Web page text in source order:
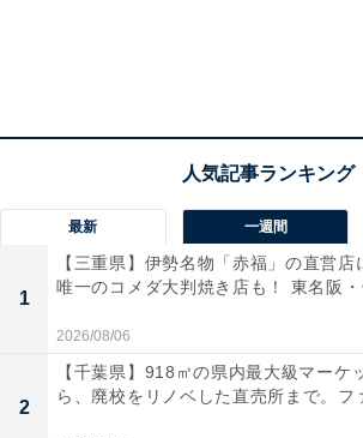
最新 一週間
1
【三重県】伊勢名物「赤福」の直営店
唯一のコメダ大判焼き店も！ 東名阪
2026/08/06
2
【千葉県】918㎡の県内最大級マーケ
ら、廃校をリノベした直売所まで。フ